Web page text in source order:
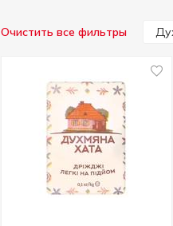
Очистить все фильтры